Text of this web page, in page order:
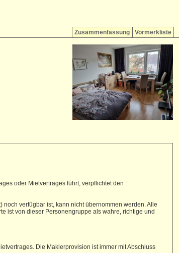
Vormerkliste
Zusammenfassung
oder Mietvertrages führt, verpflichtet den
verfügbar ist, kann nicht übernommen werden. Alle
ist von dieser Personengruppe als wahre, richtige und
Die Maklerprovision ist immer mit Abschluss